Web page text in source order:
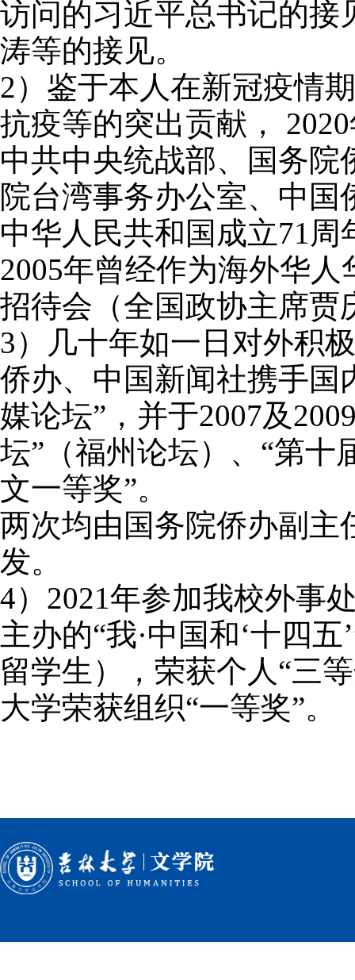
访问的习近平总书记的接
涛等的接见。
2）鉴于本人在新冠疫情
抗疫等的突出贡献，
2020
中共中央统战部、国务
院台湾事务办公室、中国
中华人民共和国成立71 周
2005年曾经作为海外华人
招待会（全国政协主席贾
3）几十年如一日对外积
侨办、中国新闻社携手国
媒论坛”，并于2007及
坛”（福州论坛）、“第十
文一等奖”。
两次均由国务院侨办副主
发。
4） 2021年参加我校外事
主办的“我·中国和‘十四
留学生），荣获个人“三
大学荣获组织“一等奖”。